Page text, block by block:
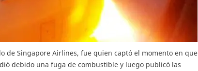
de Singapore Airlines, fue quien captó el momento en que
debido una fuga de combustible y luego publicó las